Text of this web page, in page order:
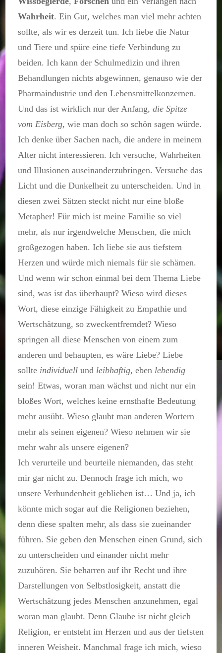
Wahrheit. Ein Gut, welches man viel mehr achten
sollte, als wir es derzeit tun. Ich liebe die Natur
und Tiere und spüre eine tiefe Verbindung zu
beiden. Ich kann der Schulmedizin und ihren
Behandlungen nichts abgewinnen, genauso wie der
Pharmaindustrie und den Lebensmittelkonzernen.
Und das ist wirklich nur der Anfang,die Spitze
vom Eisberg, wie man doch so schön sagen würde.
Ich denke über Sachen nach, die andere in meinem
Alter nicht interessieren. Ich versuche, Wahrheiten
und Illusionen auseinanderzubringen. Versuche das
Licht und die Dunkelheit zu unterscheiden. Und in
diesen zwei Sätzen steckt nicht nur eine bloße
Metapher! Für mich ist meine Familie so viel
mehr, als nur irgendwelche Menschen, die mich
großgezogen haben. Ich liebe sie aus tiefstem
Herzen und würde mich niemals für sie schämen.
Und wenn wir schon einmal bei dem Thema Liebe
sind, was ist das überhaupt? Wieso wird dieses
Wort, diese einzige Fähigkeit zu Empathie und
Wertschätzung, so zweckentfremdet? Wieso
springen all diese Menschen von einem zum
anderen und behaupten, es wäre Liebe? Liebe
sollte individuell und leibhaftig, eben lebendig
sein! Etwas, woran man wächst und nicht nur ein
bloßes Wort, welches keine ernsthafte Bedeutung
mehr ausübt. Wieso glaubt man anderen Wortern
mehr als seinen eigenen? Wieso nehmen wir sie
mehr wahr als unsere eigenen?
Ich verurteile und beurteile niemanden, das steht
mir gar nicht zu. Dennoch frage ich mich, wo
unsere Verbundenheit geblieben ist… Und ja, ich
könnte mich sogar auf die Religionen beziehen,
denn diese spalten mehr, als dass sie zueinander
führen. Sie geben den Menschen einen Grund, sich
zu unterscheiden und einander nicht mehr
zuzuhören. Sie beharren auf ihr Recht und ihre
Darstellungen von Selbstlosigkeit, anstatt die
Wertschätzung jedes Menschen anzunehmen, egal
woran man glaubt. Denn Glaube ist nicht gleich
Religion, er entsteht im Herzen und aus der tiefsten
inneren Weisheit. Manchmal frage ich mich, wieso